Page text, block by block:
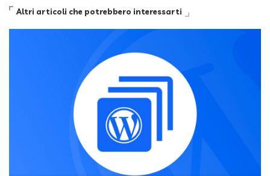
Altri articoli che potrebbero interessarti